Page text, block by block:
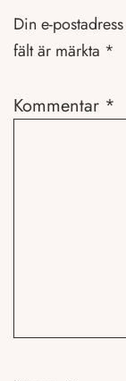
Din e-
fält är märkta *
Kommentar *